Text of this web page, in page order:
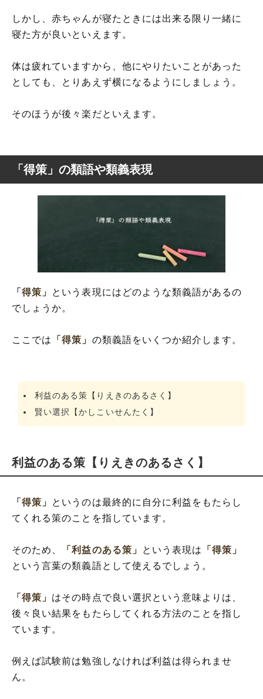
しかし、赤ちゃんが寝たときには出来る限り一緒に
寝た方が良いといえます。
体は疲れていますから、他にやりたいことがあった
としても、とりあえず横になるようにしましょう。
そのほうが後々楽だといえます。
「得策」の類語や類義表現
「得策」
という表現にはどのような類義語があるの
でしょうか。
ここでは 「得策」 の類義語をいくつか紹介します。
利益のある策【りえきのあるさく】
賢い選択【かしこいせんたく】
利益のある策【りえきのあるさく】
「得策」
というのは最終的に自分に利益をもたらし
てくれる策のことを指しています。
そのため、 「利益のある策」 という表現は
「得策」
という言葉の類義語として使えるでしょう。
「得策」 はその時点で良い選択という意味よりは、
後々良い結果をもたらしてくれる方法のことを指し
ています。
例えば試験前は勉強しなければ利益は得られませ
ん。